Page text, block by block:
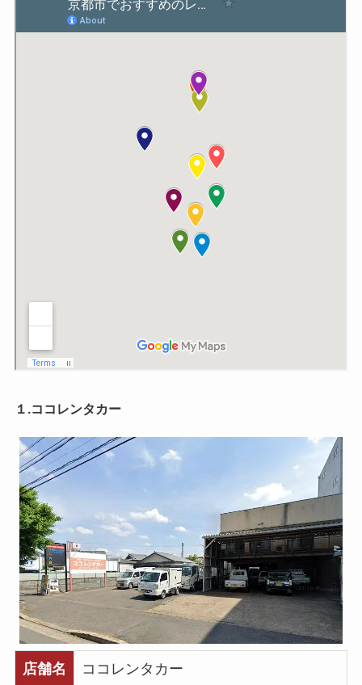
１.ココレンタカー
店舗名 ココレンタカー